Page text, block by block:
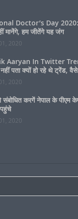
Doctor’s Day 2020:
मानेंगे, हम जीतेंगे यह जंग
2020
Aaryan In Twitter
पता क्यों हो रहे थे ट्रेंड,
2020
करगें नेपाल के पीएम
2020